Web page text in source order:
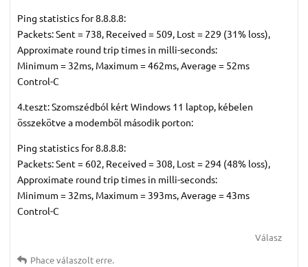
Ping statistics for 8.8.8.8:
Packets: Sent = 738, Received = 509, Lost = 229 (31% loss),
Approximate round trip times in milli-seconds:
Minimum = 32ms, Maximum = 462ms, Average = 52ms
Control-C
4.teszt: Szomszédból kért Windows 11 laptop, kébelen
összekötve a modemböl második porton:
Ping statistics for 8.8.8.8:
Packets: Sent = 602, Received = 308, Lost = 294 (48% loss),
Approximate round trip times in milli-seconds:
Minimum = 32ms, Maximum = 393ms, Average = 43ms
Control-C
Válasz
Phaceválaszolt erre.